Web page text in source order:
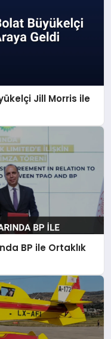
Jill Morris ile
BP ile Ortaklık